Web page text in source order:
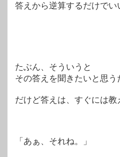
答えから逆算するだけでい
たぶん、そういうと
その答えを聞きたいと思う
だけど答えは、すぐには教
「あぁ、それね。」